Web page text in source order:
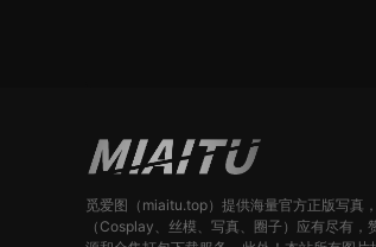
觅爱图（miaitu.top）提供海量官方正版写真
（Cosplay、丝模、写真、圈子）应有尽有，